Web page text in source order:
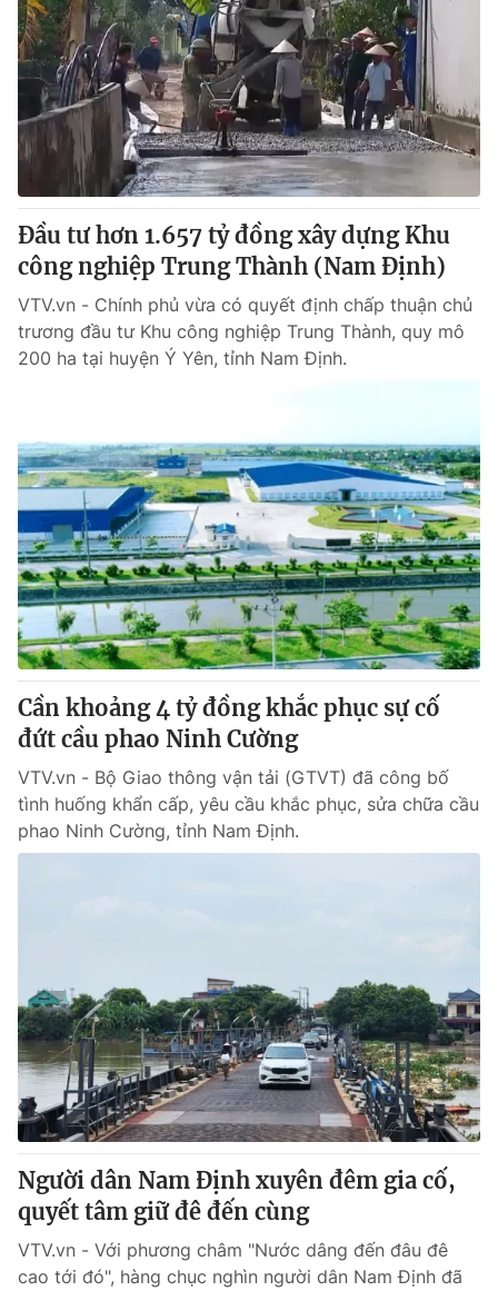
Đầu tư hơn 1.657 tỷ đồng xây dựng Khu
công nghiệp Trung Thành (Nam Định)
VTV.vn - Chính phủ vừa có quyết định chấp thuận chủ
trương đầu tư Khu công nghiệp Trung Thành, quy mô
200 ha tại huyện Ý Yên, tỉnh Nam Định.
Cần khoảng 4 tỷ đồng khắc phục sự cố
đứt cầu phao Ninh Cường
VTV.vn - Bộ Giao thông vận tải (GTVT) đã công bố
tình huống khẩn cấp, yêu cầu khắc phục, sửa chữa cầu
phao Ninh Cường, tỉnh Nam Định.
Người dân Nam Định xuyên đêm gia cố,
quyết tâm giữ đê đến cùng
VTV.vn - Với phương châm "Nước dâng đến đâu đê
cao tới đó", hàng chục nghìn người dân Nam Định đã